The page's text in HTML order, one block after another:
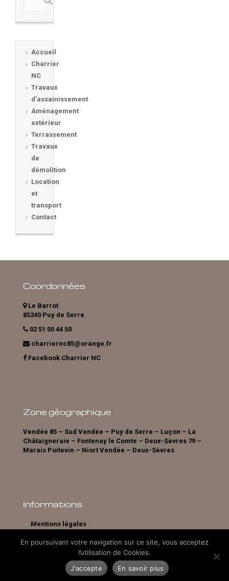
Accueil
Charrier
NC
Travaux
d’assainissement
Aménagement
extérieur
Terrassement
Travaux
de
démolition
Location
et
transport
Contact
Coordonnées
Le Barrot
85240 Puy de Serre
02 51 00 44 50
charriernc85@orange.fr
Facebook Charrier NC
Zone géographique
Vendée 85 – Sud Vendée – Puy de Serre – Luçon – La
Châtaigneraie – Fontenay le Comte – Deux-Sèvres 79 –
Marais Poitevin – Niort Vendée – Deux-Sèvres
Informations
Mentions légales
En poursuivant votre navigation sur ce site, vous acceptez
l’utilisation de Cookies.
J'accepte
En savoir plus